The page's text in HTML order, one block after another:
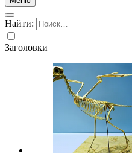
Найти:
Заголовки